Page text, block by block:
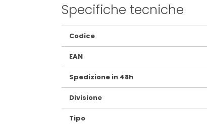
Specifiche tecniche
Maggiori
Informazioni
Codice
EAN
Spedizione in 48h
Divisione
Tipo